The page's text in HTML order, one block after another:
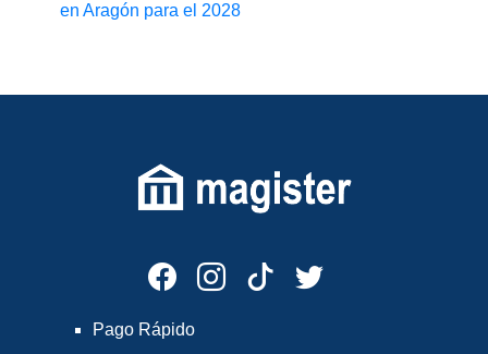
en Aragón para el 2028
Pago Rápido